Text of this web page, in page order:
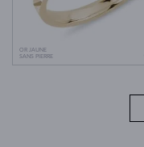
OR JAUNE
SANS PIERRE